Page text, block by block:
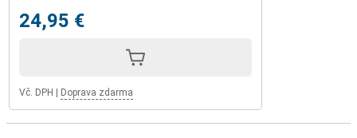
24,95 €
Vč. DPH Doprava zdarma